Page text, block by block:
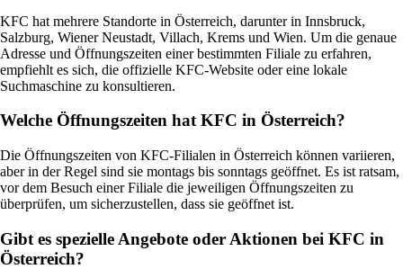
KFC hat mehrere Standorte in Österreich, darunter in Innsbruck,
Salzburg, Wiener Neustadt, Villach, Krems und Wien. Um die genaue
Adresse und Öffnungszeiten einer bestimmten Filiale zu erfahren,
empfiehlt es sich, die offizielle KFC-Website oder eine lokale
Suchmaschine zu konsultieren.
Welche Öffnungszeiten hat KFC in Österreich?
Die Öffnungszeiten von KFC-Filialen in Österreich können variieren,
aber in der Regel sind sie montags bis sonntags geöffnet. Es ist ratsam,
vor dem Besuch einer Filiale die jeweiligen Öffnungszeiten zu
überprüfen, um sicherzustellen, dass sie geöffnet ist.
Gibt es spezielle Angebote oder Aktionen bei KFC in
Österreich?